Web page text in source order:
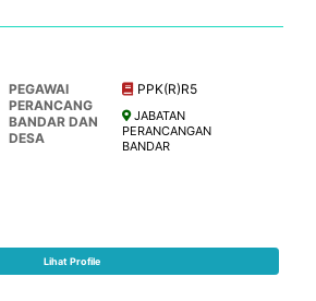
PEGAWAI
PERANCANG
BANDAR DAN
DESA
PPK(R)R5
JABATAN
PERANCANGAN
BANDAR
Lihat Profile